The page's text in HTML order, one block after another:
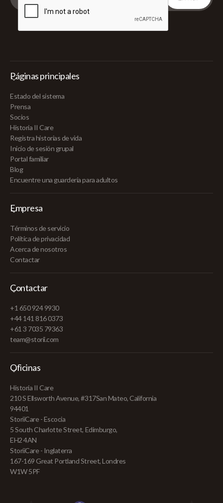
Páginas principales
Estado del sistema
Prensa
Socios
Historia II Care
Registra historias de vida
Inicio de sesión grupal
Portal familiar
Blog
Encuentre una guardería para adultos
Empresa
Términos de servicio
Política de privacidad
Acerca de nosotros
Contactar
Contactar
+1 650 924 9930
+44 141 816 0373
+61 3 7035 79363
team@storii.com
Oficinas
Historia II Care
210 S Ellsworth Avenue, #317San Mateo, California
94401
StoriiCare - Escocia
5 South Charlotte Street, Edimburgo,
EH2 4AN
StoriiCare - Inglaterra
167-169 Great Portland Street, Londres
W1W 5PF